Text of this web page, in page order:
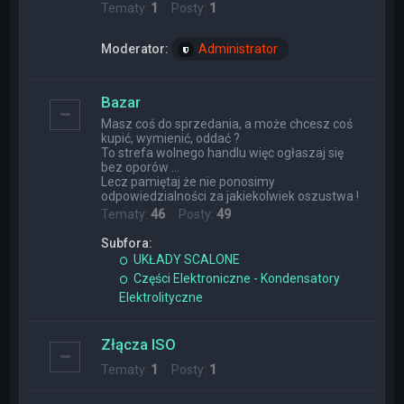
Tematy: 1 Posty: 1
Moderator: Administrator
Bazar
Masz coś do sprzedania, a może chcesz coś
kupić, wymienić, oddać ?
To strefa wolnego handlu więc ogłaszaj się
bez oporów ...
Lecz pamiętaj że nie ponosimy
odpowiedzialności za jakiekolwiek oszustwa !
Tematy:46 Posty:49
Subfora:
UKŁADY SCALONE
Części Elektroniczne - Kondensatory
Elektrolityczne
Złącza ISO
Tematy: 1 Posty: 1